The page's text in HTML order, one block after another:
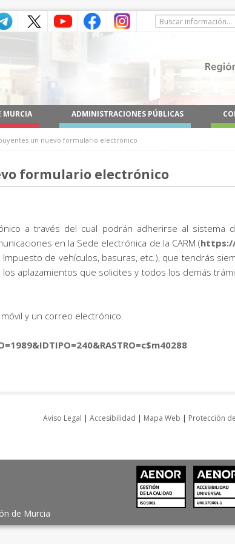
MURCIA ADMINISTRACIONES PÚBLICAS
un nuevo formulario electrónico
formulario electrónico
a través del cual podrán adherirse al sistema
en la Sede electrónica de la CARM (
de vehículos, basuras, etc.), que tendrás
aplazamientos que solicites y todos los demás
y un correo electrónico.
Aviso Legal | Accesibilidad | Mapa Web | Protección
de Murcia